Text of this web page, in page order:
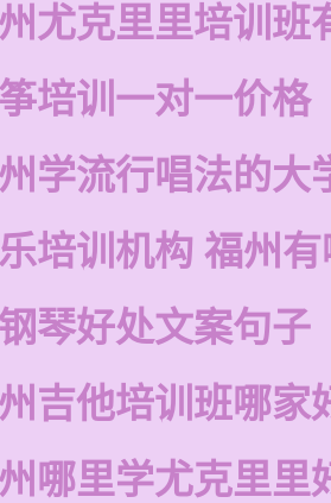
尤克里里培训班
培训一对一价格
学流行唱法的大
培训机构 福州
琴好处文案句子
吉他培训班哪家
哪里学尤克里里